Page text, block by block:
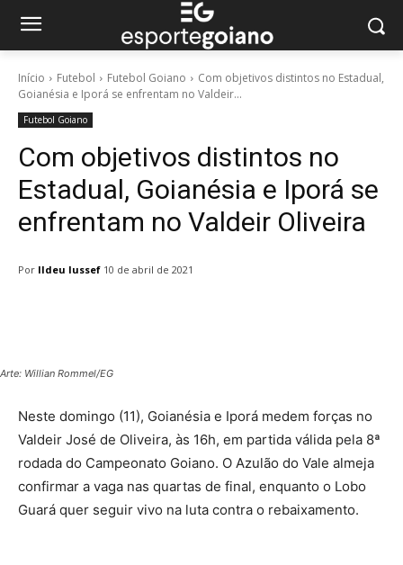
Início Futebol Futebol Goiano
Com objetivos distintos no Estadual,
Goianésia e Iporá se enfrentam no Valdeir...
Futebol Goiano
Com objetivos distintos no
Estadual, Goianésia e Iporá se
enfrentam no Valdeir Oliveira
Por Ildeu Iussef 10 de abril de 2021
Arte: Willian Rommel/EG
Neste domingo (11), Goianésia e Iporá medem forças no
Valdeir José de Oliveira, às 16h, em partida válida pela 8ª
rodada do Campeonato Goiano. O Azulão do Vale almeja
confirmar a vaga nas quartas de final, enquanto o Lobo
Guará quer seguir vivo na luta contra o rebaixamento.